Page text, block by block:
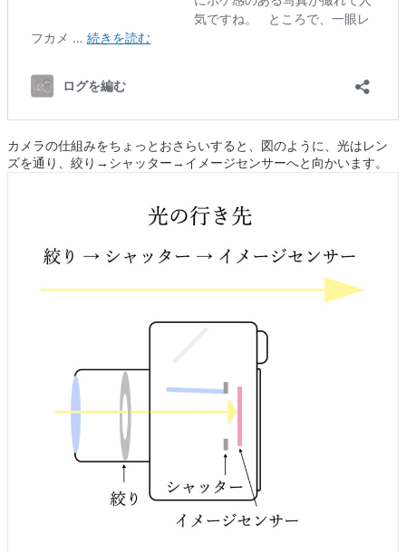
カメラの仕組みをちょっとおさらいすると、図のように、光はレン
ズを通り、絞り→シャッター→イメージセンサーへと向かいます。